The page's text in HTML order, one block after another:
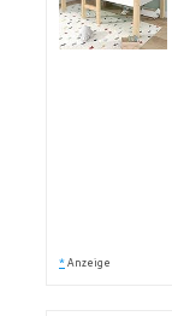
* Anzeige